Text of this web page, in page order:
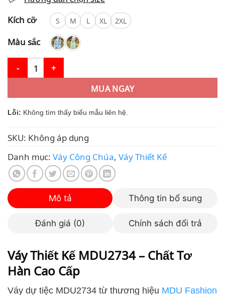
Kích cỡ S M L XL 2XL
Màu sắc
Váy Thiết Kế MDU2734 – Màu Xanh Bắt Mắt Dáng Dài Tay
MUA NGAY
Lỗi: Không tìm thấy biểu mẫu liên hệ.
SKU:Không áp dụng
Danh mục:Váy Công Chúa,Váy Thiết Kế
Mô tả Thông tin bổ sung
Đánh giá (0) Chính sách đổi trả
Váy Thiết Kế MDU2734 – Chất Tơ
Hàn Cao Cấp
Váy dự tiệc MDU2734 từ thương hiệu MDU Fashion